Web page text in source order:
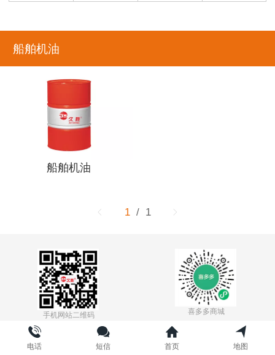
船舶机油
船舶机油
1 / 1
手机网站二维码 喜多多商城
粤ICP备17082342号-1
本网站的所有文章、内容、图文皆来自于网络，如有内容侵犯了您的合法
电话 短信 首页 地图